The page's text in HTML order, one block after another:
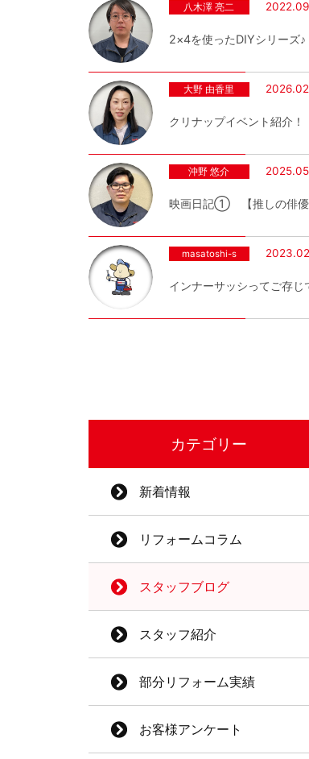
八木澤 亮二
2×4を使ったDIYシリーズ
大野 由香里
クリナップイベント紹介
沖野 悠介
映画日記① 【推しの俳優
masatoshi-s
インナーサッシってご存じ
カテゴリー
新着情報
リフォームコラム
スタッフブログ
スタッフ紹介
部分リフォーム実績
お客様アンケート